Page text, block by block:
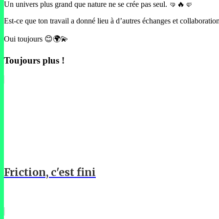
Un univers plus grand que nature ne se crée pas seul. 🤜🔥🤛
Est-ce que ton travail a donné lieu à d’autres échanges et
Oui toujours 😊🌍💫
Toujours plus !
Friction, c'est fini